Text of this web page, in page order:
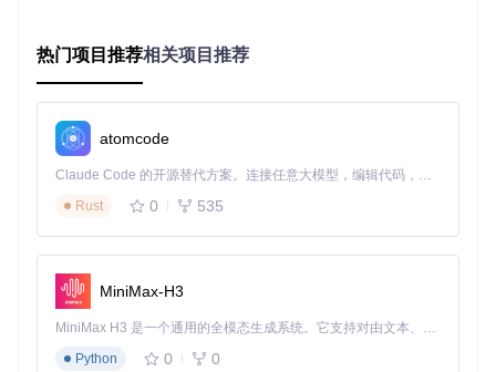
            DistributionId = distro.DistributionId,
            RootPath =
await
            Icon = GetDistroIcon(distro.DistributionId)
        });
    }
return result;
从Windows环境直接访问WSL文件系统（
oName>\
在WSL环境中操作Windows文件系统（/mnt/<DriveLett
er>/路径映射）
热门项目推荐相关项目推荐
atomcode
Claude Code 的开源替代方案。连接任意大模型，编辑代码，运行命令，自动验证 — 全自动执行。用 Rust 构建，极致性能。 ｜ An open-source alternative to Claude Code. Connect any LLM, edit code, run commands, and verify changes — autonomously. Built in Rust for speed. Get Started
Rust
0 535
MiniMax-H3
MiniMax H3 是一个通用的全模态生成系统。它支持对由文本、图像、视频和音频组成的多模态上下文进行统一理解，并能生成分辨率高达 2K、时长可达 15 秒的带原生立体声音频的视频。得益于面向任务泛化的系统设计，H3 在预训练阶段就已具备广泛的多模态上下文理解与生成能力，能够出色地执行复杂的多模态指令。
Python
0 0